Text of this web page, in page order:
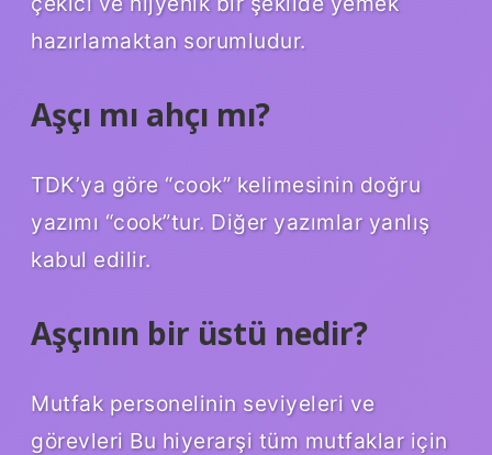
hazırlamaktan sorumludur.
Aşçı mı ahçı mı?
TDK’ya göre “cook” kelimesinin doğru
yazımı “cook”tur. Diğer yazımlar yanlış
kabul edilir.
Aşçının bir üstü nedir?
Mutfak personelinin seviyeleri ve
görevleri Bu hiyerarşi tüm mutfaklar için